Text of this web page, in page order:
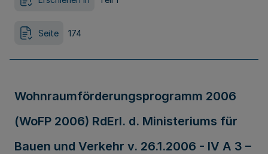
Seite 174
Wohnraumförderungsprogramm 2006
(WoFP 2006) RdErl. d. Ministeriums für
Bauen und Verkehr v. 26.1.2006 - IV A 3 –